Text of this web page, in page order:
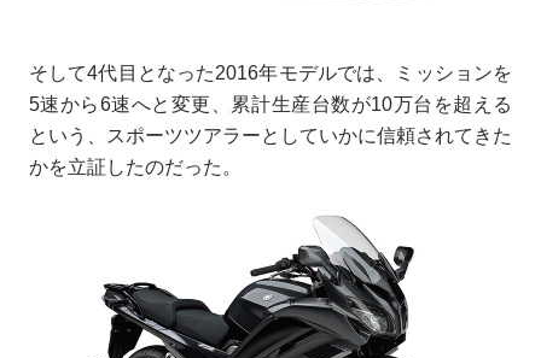
そして4代目となった2016年モデルでは、ミッションを
5速から6速へと変更、累計生産台数が10万台を超える
という、スポーツツアラーとしていかに信頼されてきた
かを立証したのだった。